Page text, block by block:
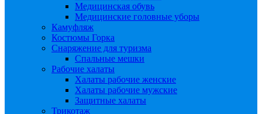
Медицинская обувь
Медицинские головные уборы
Камуфляж
Костюмы Горка
Снаряжение для туризма
Спальные мешки
Рабочие халаты
Халаты рабочие женские
Халаты рабочие мужские
Защитные халаты
Трикотаж